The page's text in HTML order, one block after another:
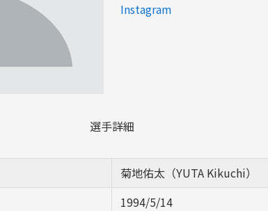
Instagram
選手詳細
菊地佑太（YUTA Kikuchi）
1994/5/14